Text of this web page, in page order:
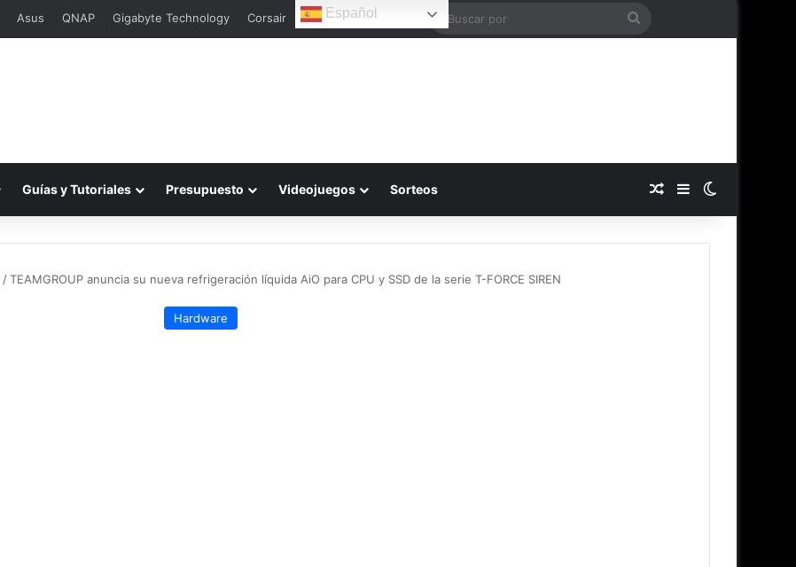
Asus QNAP Gigabyte Technology Corsair Español
Buscar
Guías y Tutoriales Presupuesto Videojuegos Sorteos Publicación al azar
Barra lateral
/TEAMGROUP anuncia su nueva refrigeración líquida AiO para CPU y SSD de la serie T-FORCE SIREN
Hardware